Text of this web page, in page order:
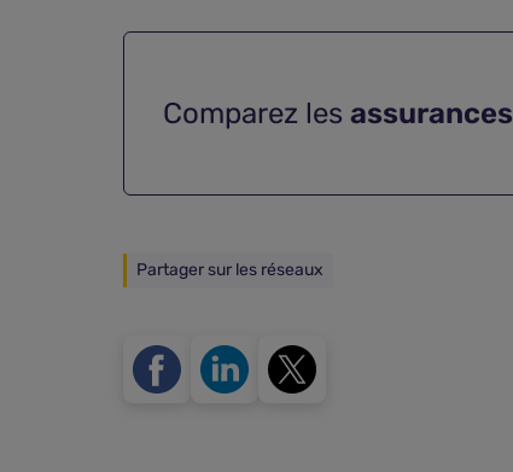
Comparez les
Partager sur les réseaux